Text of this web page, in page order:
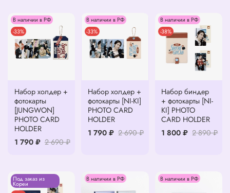
В наличии в РФ
-33%
Набор холдер +
фотокарты
[JUNGWON]
PHOTO CARD
HOLDER
1 790 ₽ 2 690 ₽
В наличии в РФ
-33%
Набор холдер +
фотокарты [NI-KI]
PHOTO CARD
HOLDER
1 790 ₽ 2 690 ₽
В наличии в РФ
-38%
Набор биндер
+ фотокарты [NI-
KI] PHOTO
CARD HOLDER
1 800 ₽ 2 890 ₽
Под заказ из
Кореи
В наличии в РФ В наличии в РФ